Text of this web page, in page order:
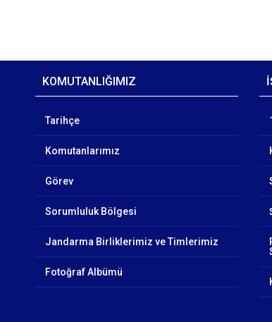
KOMUTANLIĞIMIZ
Tarihçe
Komutanlarımız
Görev
Sorumluluk Bölgesi
Jandarma Birliklerimiz ve Timlerimiz
Fotoğraf Albümü